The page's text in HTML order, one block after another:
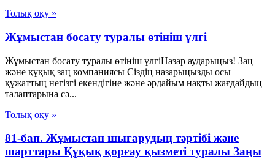
Толық оқу »
Жұмыстан босату туралы өтініш үлгі
Жұмыстан босату туралы өтініш үлгіНазар аударыңыз! Заң
және құқық заң компаниясы Сіздің назарыңызды осы
құжаттың негізгі екендігіне және әрдайым нақты жағдайдың
талаптарына сә...
Толық оқу »
81-бап. Жұмыстан шығарудың тәртібі және
шарттары Құқық қорғау қызметі туралы Заңы